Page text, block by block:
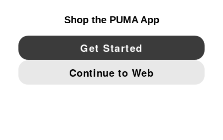
YouTube Twitter Pinterest
IMPRINT AND LEGAL DATA